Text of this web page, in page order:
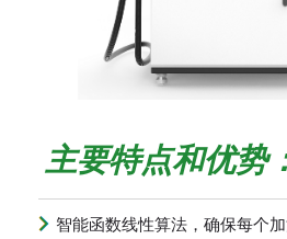
主要特点和优势
智能函数线性算法，确保每个